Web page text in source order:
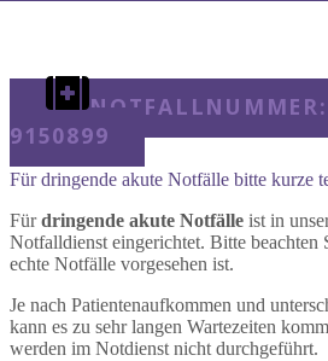
9150899
Für dringende akute Notfälle bitte kurze
Fürdringende akute Notfälle ist in
Notfalldienst eingerichtet. Bitte beachten
echte Notfälle vorgesehen ist.
Je nach Patientenaufkommen und
kann es zu sehr langen Wartezeiten
werden im Notdienst nicht durchgeführt.